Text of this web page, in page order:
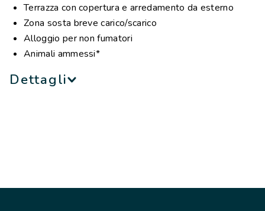
Terrazza con copertura e arredamento da esterno
Zona sosta breve carico/scarico
Alloggio per non fumatori
Animali ammessi*
Dettagli
1 cameretta con 2 letti singoli (2 letti misurano1,90 m